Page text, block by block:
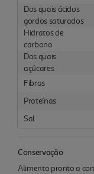
Dos quais ácidos
gordos saturados
Hidratos de
carbono
Dos quais
açúcares
Fibras
Proteínas
Sal
Conservação
Alimento pronto a